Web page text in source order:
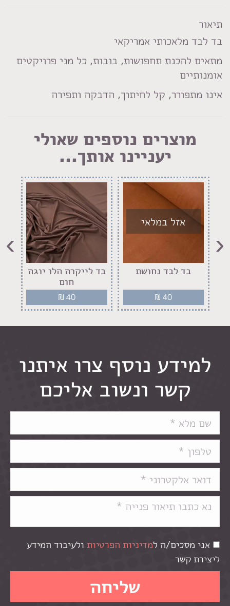
תיאור
בד לבד מלאכותי אמריקאי
מתאים להכנת תחפושות, בובות, כל מני פרויקטים
אומנותיים
אינו מתפורר, קל לחיתוך, הדבקה ותפירה
מוצרים נוספים שאולי
יעניינו אותך...
אזל במלאי
בד לבד נחושת
₪ 40
בד לייקרה הלו יוגה
חום
₪ 40
‹
›
למידע נוסף צרו איתנו
קשר ונשוב אליכם
אני מסכים/ה למדיניות הפרטיות ולעיבוד המידע
ליצירת קשר